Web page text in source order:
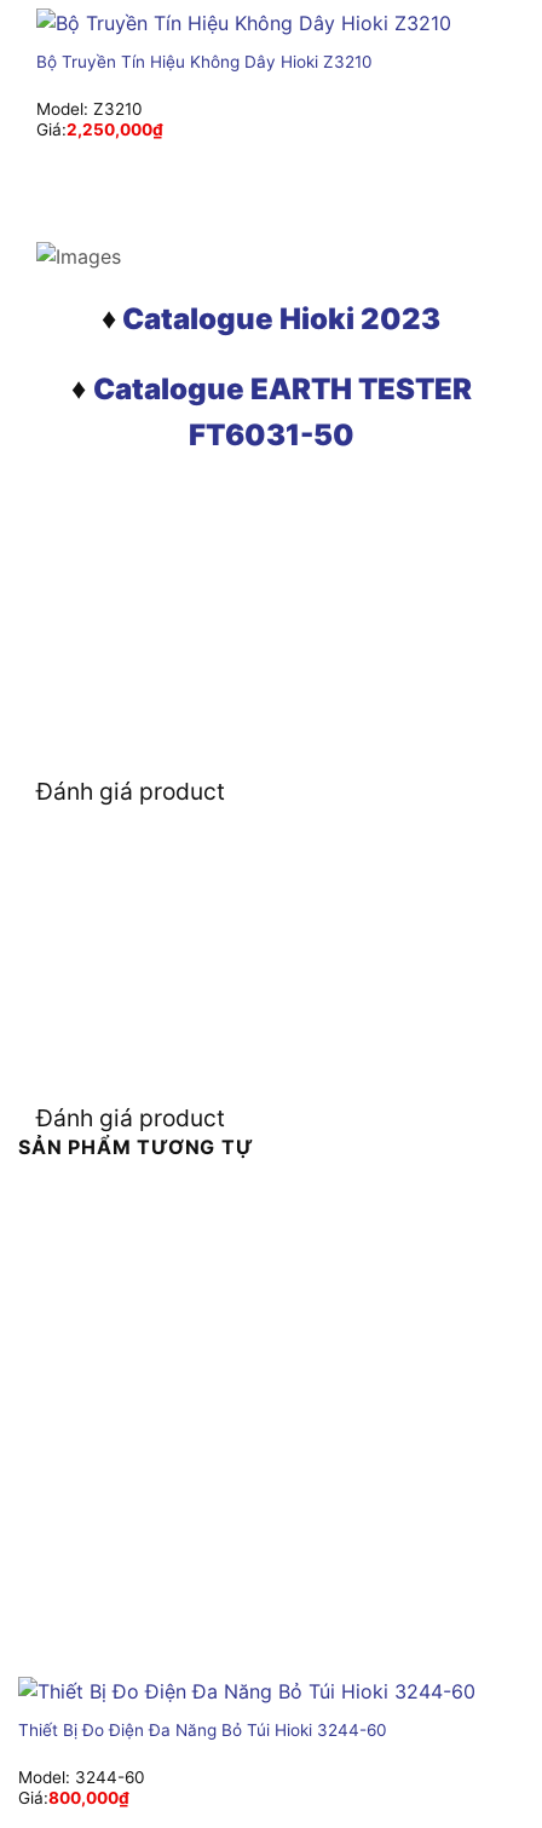
Bộ Truyền Tín Hiệu Không Dây Hioki Z3210
Model: Z3210
Giá:2,250,000₫
♦ Catalogue Hioki 2023
♦ Catalogue EARTH TESTER
FT6031-50
Đánh giá product
Đánh giá product
SẢN PHẨM TƯƠNG TỰ
Thiết Bị Đo Điện Đa Năng Bỏ Túi Hioki 3244-60
Model: 3244-60
Giá:800,000₫